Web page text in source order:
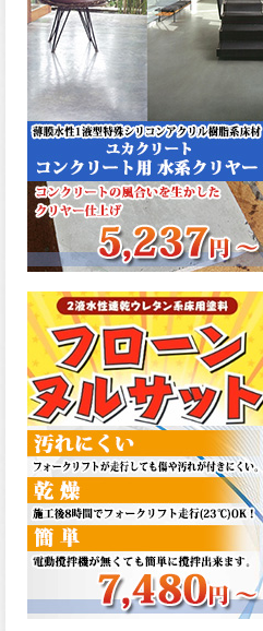
2026.06.30
ウレタン特有の網目構造の反
応塗膜は、強靭で耐衝撃性、
耐擦り傷性、耐摩耗性に優れ
た機能を発揮、フローンフル
トップが新しく販売開始致し
ました。ご購入はこちらか
ら。
2026.06.29
コストを重視しした材料で、
優れた性能と高品質で高度な
防水機能を発揮、フローン12
た。ご購入はこちらから。
2026.06.29
数多くの施工実績を持つ信頼
性の高い塗材 優れた性能と高
品質で高度な防水機能を発
揮、フローン11が新しく販売
開始致しました。ご購入はこ
ちらから。
2026.05.26
コンクリート特有の質感やム
ラ感と溶け合うように広がる
色彩が床と壁を印象的に仕上
げる、アクアカラー デュオト
ーンが新しく販売開始致しま